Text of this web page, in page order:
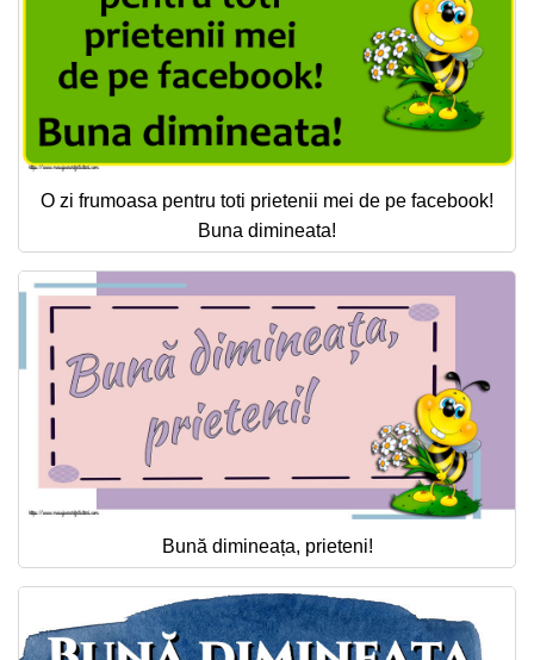
O zi frumoasa pentru toti prietenii mei de pe facebook!
Buna dimineata!
Bună dimineața, prieteni!